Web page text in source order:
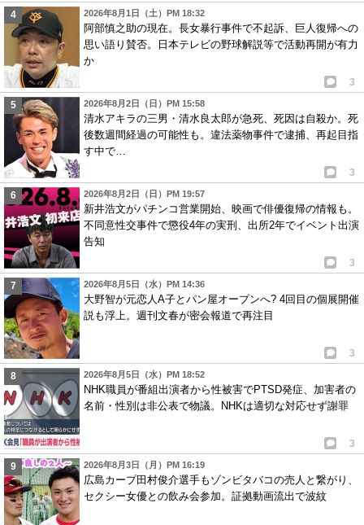
2026年8月1日（土）PM 18:32
阿部慎之助の現在。長女暴行事件で不起訴、巨人復帰への
思い語り賛否。日本テレビの野球解説等で活動再開が有力
か
3
2026年8月2日（日）PM 15:58
清水アキラの三男・清水良太郎が急死、死因は自殺か。死
後数週間経過の可能性も。違法薬物事件で逮捕、再起目指
す中で…
3
2026年8月2日（日）PM 19:57
新井浩文がパチンコ営業開始、映画で俳優復帰の情報も。
不同意性交事件で懲役4年の実刑、出所2年でイベント出演
告知
3
2026年8月5日（水）PM 14:36
大野智が元恋人A子とパン屋オープンへ? 4回目の個展開催
説も浮上。週刊文春が密会報道で再注目
3
2026年8月5日（水）PM 18:52
NHK職員が番組出演者から性被害でPTSD発症、加害者の
名前・性別は非公表で物議。NHKは適切な対応せず謝罪
3
2026年8月3日（月）PM 16:19
広島カープ田村俊介選手もゾンビタバコの売人と繋がり、
セクシー女優との飲み会参加。証拠動画流出で波紋